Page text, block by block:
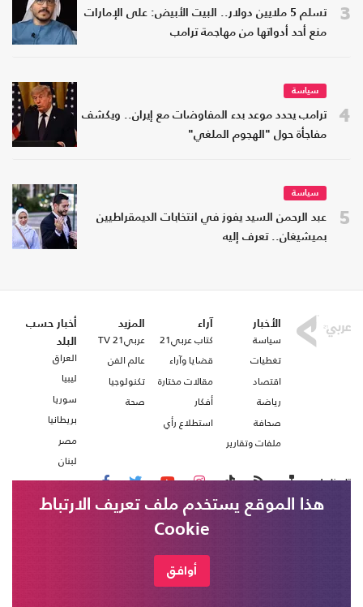
3
تسلم 5 ملايين دولار.. البيت الأبيض: على الإمارات
منع أحد أدواتها من مهاجمة ترامب
4
سياسة
ترامب يحدد موعد بدء المفاوضات مع إيران.. ويكشف
مفاجأة حول "الهجوم الملغي"
5
سياسة
عبد الرحمن السيد يفوز في انتخابات الديمقراطيين
بميشيغان.. تعرف إليه
التلفزيون السوري: قوات الاحتلال الإسرائيلي
تتوغل في قرية الصمدانية الشرقية بريف
الأخبار
سياسة
تغطيات
اقتصاد
رياضة
صحافة
ملفات وتقارير
آراء
كتاب عربي21
قضايا وآراء
مقالات مختارة
أفكار
استطلاع رأي
المزيد
عربي21 TV
عالم الفن
تكنولوجيا
صحة
أخبار حسب
البلد
العراق
ليبيا
سوريا
بريطانيا
مصر
لبنان
تابعنا على
هذا الموقع يستخدم ملف تعريف الارتباط
Cookie
أوافق